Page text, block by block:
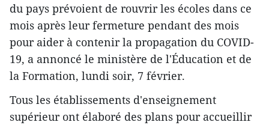
du pays prévoient de rouvrir les écoles dans ce
mois après leur fermeture pendant des mois
pour aider à contenir la propagation du COVID-
19, a annoncé le ministère de l'Éducation et de
la Formation, lundi soir, 7 février.
Tous les établissements d'enseignement
supérieur ont élaboré des plans pour accueillir